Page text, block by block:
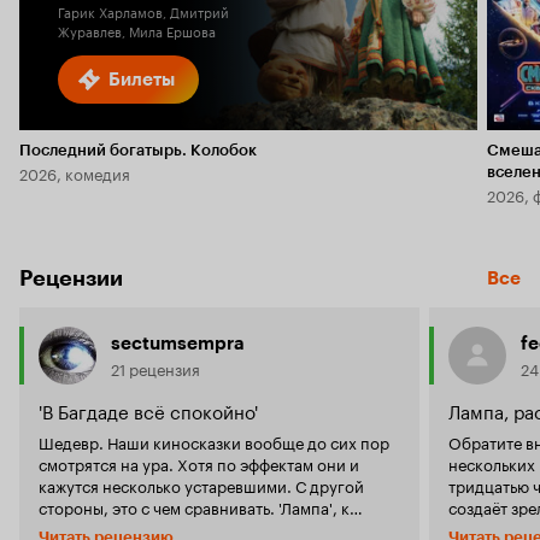
Билеты
Гарик Харламов, Дмитрий
Журавлев, Мила Ершова
Последний богатырь. Колобок
2026, комедия
2026,
Рецензии Все
sectumsempra
21 рецензия
'В Багдаде всё спокойно'
Шедевр. Наши киносказки вообще до сих пор
смотрятся на ура. Хотя по эффектам они и
кажутся несколько устаревшими. С другой
стороны, это с чем сравнивать. 'Лампа', к
примеру, на порядок выше американских
Лампа,
Обратите
тридцатью
создаёт
Гуру' и